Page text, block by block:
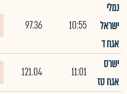
נמלי
ישראל
אגח ד
10:55
97.36
ישרס
אגח טז
11:01
121.04